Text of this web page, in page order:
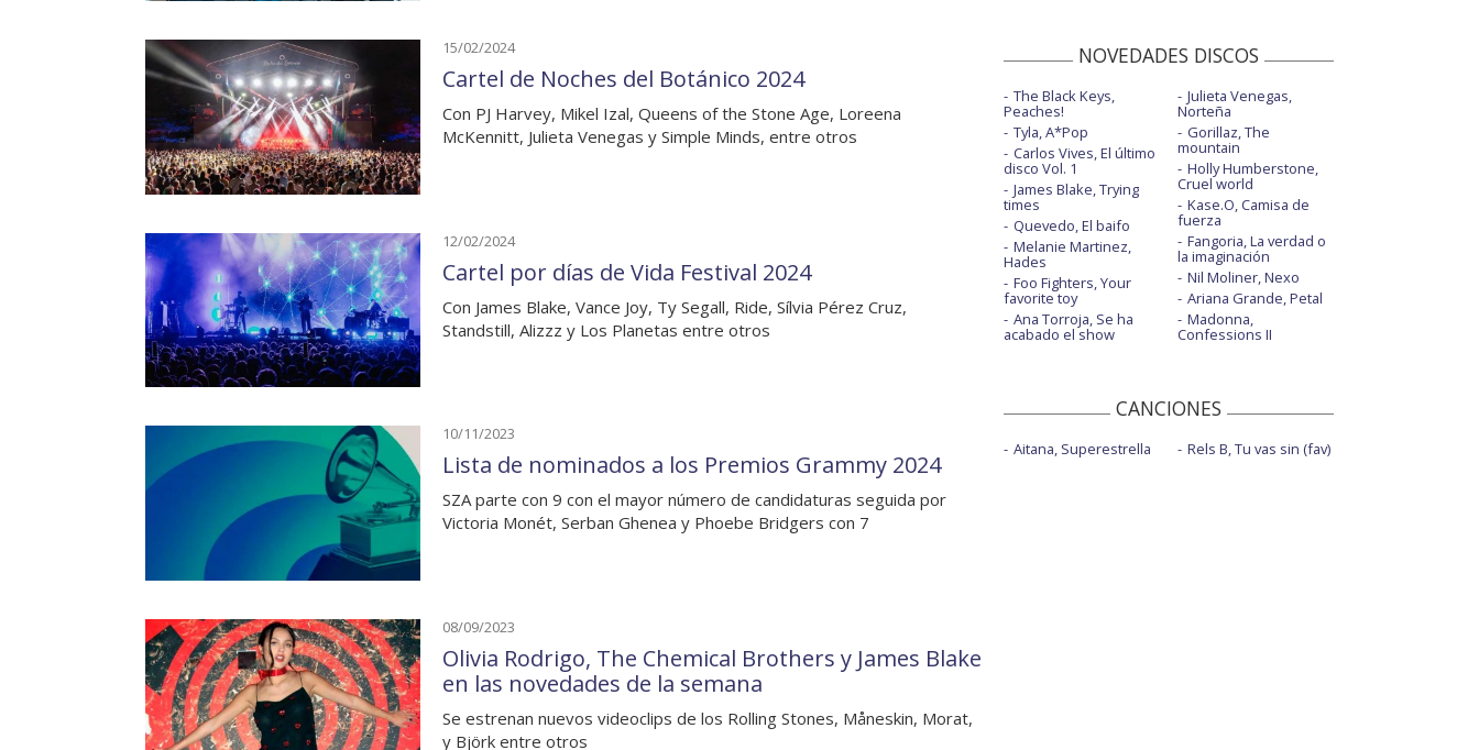
15/02/2024
Cartel de Noches del Botánico 2024
Con PJ Harvey, Mikel Izal, Queens of the Stone Age, Loreena
McKennitt, Julieta Venegas y Simple Minds, entre otros
12/02/2024
Cartel por días de Vida Festival 2024
Con James Blake, Vance Joy, Ty Segall, Ride, Sílvia Pérez Cruz,
Standstill, Alizzz y Los Planetas entre otros
10/11/2023
Lista de nominados a los Premios Grammy 2024
SZA parte con 9 con el mayor número de candidaturas seguida por
Victoria Monét, Serban Ghenea y Phoebe Bridgers con 7
08/09/2023
Olivia Rodrigo, The Chemical Brothers y James Blake
en las novedades de la semana
Se estrenan nuevos videoclips de los Rolling Stones, Måneskin, Morat,
y Björk entre otros
NOVEDADES DISCOS
The Black Keys,
Peaches!
Tyla, A*Pop
Carlos Vives, El último
disco Vol. 1
James Blake, Trying
times
Quevedo, El baifo
Melanie Martinez,
Hades
Foo Fighters, Your
favorite toy
Ana Torroja, Se ha
acabado el show
Julieta Venegas,
Norteña
Gorillaz, The
mountain
Holly Humberstone,
Cruel world
Kase.O, Camisa de
fuerza
Fangoria, La verdad o
la imaginación
Nil Moliner, Nexo
Ariana Grande, Petal
Madonna,
Confessions II
CANCIONES
Aitana, Superestrella Rels B, Tu vas sin (fav)